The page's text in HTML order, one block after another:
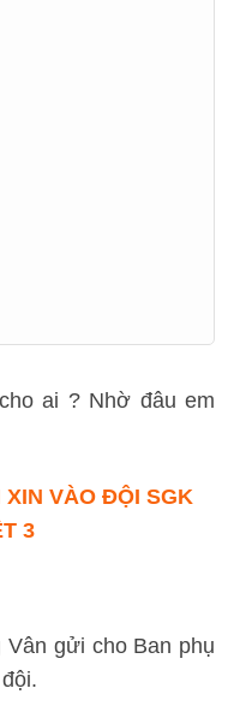
ai ? Nhờ đâu em
VÀO ĐỘI SGK
3
gửi cho Ban phụ